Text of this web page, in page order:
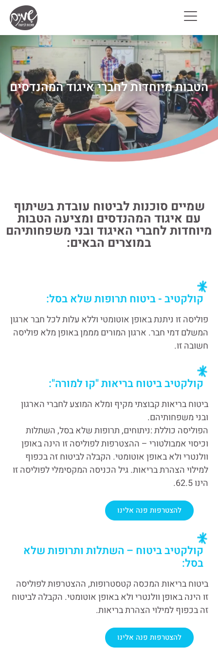
הטבות מיוחדות לחברי איגוד המהנדסים
שמיים סוכנות לביטוח עובדת בשיתוף
עם איגוד המהנדסים ומציעה הטבות
מיוחדות לחברי האיגוד ובני משפחותיהם
במוצרים הבאים:
קולקטיב - ביטוח תרופות שלא בסל:
פוליסה זו ניתנת באופן אוטומטי וללא עלות לכל חבר ארגון
המשלם דמי חבר. ארגון המורים מממן באופן מלא פוליסה
חשובה זו.
קולקטיב ביטוח בריאות "קו למורה":
ביטוח בריאות קבוצתי מקיף ומלא המוצע לחברי הארגון
ובני משפחותיהם.
הפוליסה כוללת :ניתוחים, תרופות שלא בסל, השתלות
וכיסוי אמבולטורי – ההצטרפות לפוליסה זו הינה באופן
וולנטרי ולא באופן אוטומטי. הקבלה לביטוח זה בכפוף
למילוי הצהרת בריאות. גיל הכניסה המקסימלי לפוליסה זו
הינו 62.5.
להצטרפות פנה אלינו
קולקטיב ביטוח – השתלות ותרופות שלא
בסל:
ביטוח בריאות המכסה קטסטרופות, ההצטרפות לפוליסה
זו הינה באופן וולנטרי ולא באופן אוטומטי. הקבלה לביטוח
זה בכפוף למילוי הצהרת בריאות.
להצטרפות פנה אלינו